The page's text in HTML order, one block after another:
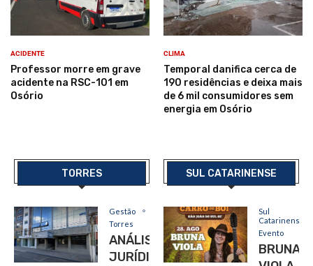
ACIDENTE
Professor morre em grave
acidente na RSC-101 em
Osório
CLIMA
Temporal danifica cerca de
190 residências e deixa mais
de 6 mil consumidores sem
energia em Osório
TORRES
Gestão
Torres
ANÁLISE
JURÍDICA
SUL CATARINENSE
Sul
Catarinense
Evento
BRUNA